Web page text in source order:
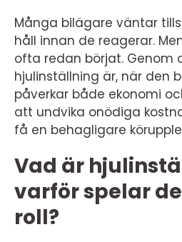
Många bilägare väntar
håll innan de reagerar.
ofta redan börjat. Genom
hjulinställning är, när den
påverkar både ekonomi
att undvika onödiga
få en behagligare
Vad är
varför spelar
roll?